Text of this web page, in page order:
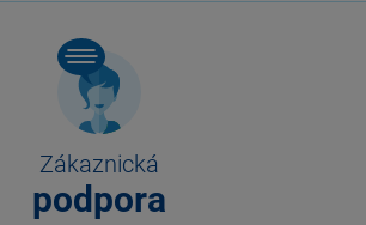
Zákaznická
podpora